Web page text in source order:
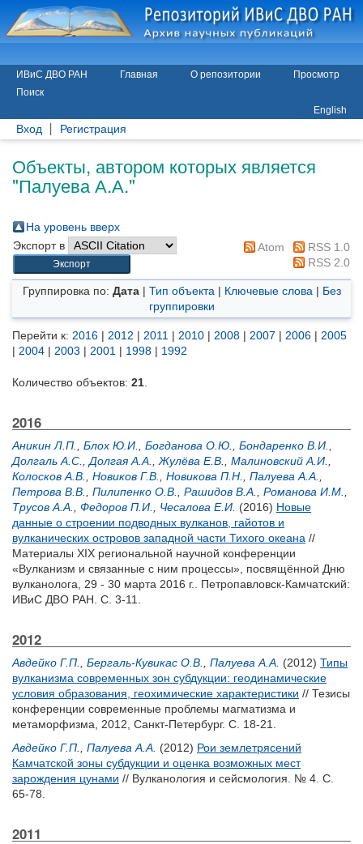
ИВиС ДВО РАН Главная О репозитории
Просмотр
Поиск
English
Вход Регистрация
Объекты, автором которых является
"Палуева А.А."
На уровень вверх
Экспорт в
Atom
RSS 1.0
RSS 2.0
Группировка по: Дата| Тип объекта | Ключевые слова | Без
группировки
Перейти к: 2016 | 2012 | 2011 | 2010 | 2008 | 2007 | 2006 | 2005
| 2004 | 2003 | 2001 | 1998 | 1992
Количество объектов: 21
2016
Аникин Л.П. Блох Ю.И. Богданова О.Ю. Бондаренко В.И.
Долгаль А.С.
Долгая А.А. Жулёва Е.В. Малиновский А.И.
Колосков А.В.
Новиков Г.В. Новикова П.Н. Палуева А.А.
Петрова В.В.
Пилипенко О.В. Рашидов В.А. Романова И.М.
Трусов А.А.
Федоров П.И. Чесалова Е.И. (2016) Новые
данные о строении подводных вулканов, гайотов и
вулканических островов западной части Тихого океана //
Материалы XIX региональной научной конференции
«Вулканизм и связанные с ним процессы», посвящённой Дню
вулканолога, 29 - 30 марта 2016 г.. Петропавловск-Камчатский:
ИВиС ДВО РАН. С. 3-11.
2012
Авдейко Г.П. Бергаль-Кувикас О.В. Палуева А.А. (2012) Типы
вулканизма современных зон субдукции: геодинамические
условия образования, геохимические характеристики // Тезисы
конференции современные проблемы магматизма и
метаморфизма, 2012, Санкт-Петербург. С. 18-21.
Авдейко Г.П.
Палуева А.А. (2012) Рои землетрясений
Камчатской зоны субдукции и оценка возможных мест
зарождения цунами // Вулканология и сейсмология. № 4. С.
65-78.
2011